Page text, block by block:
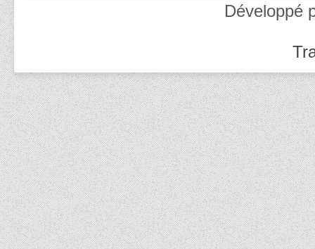
Développé